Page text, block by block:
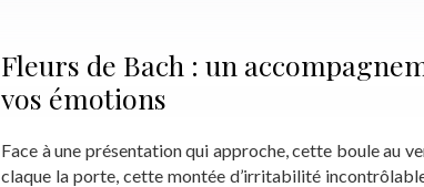
Fleurs de Bach : un
vos émotions
Face à une présentation qui approche, cette boule au
claque la porte, cette montée d’irritabilité